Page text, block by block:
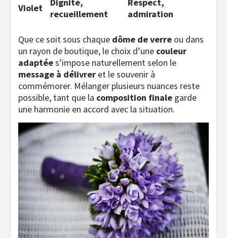
Violet
Dignité,
recueillement
Respect,
admiration
Que ce soit sous chaque dôme de verre ou dans
un rayon de boutique, le choix d’une couleur
adaptées’impose naturellement selon le
message à délivrer et le souvenir à
commémorer. Mélanger plusieurs nuances reste
possible, tant que la composition finale garde
une harmonie en accord avec la situation.